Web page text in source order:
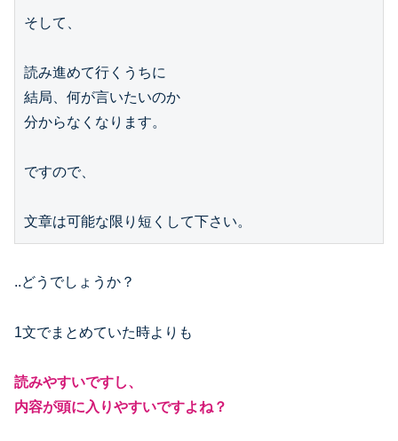
そして、
読み進めて行くうちに
結局、何が言いたいのか
分からなくなります。
ですので、
..どうでしょうか？
1文でまとめていた時よりも
読みやすいですし、
内容が頭に入りやすいですよね？